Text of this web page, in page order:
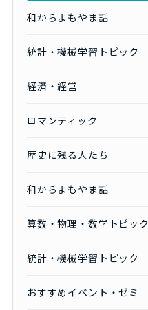
和からよもやま話
統計・機械学習トピック
経済・経営
ロマンティック
歴史に残る人たち
和からよもやま話
算数・物理・数学トピック
統計・機械学習トピック
おすすめイベント・ゼミ